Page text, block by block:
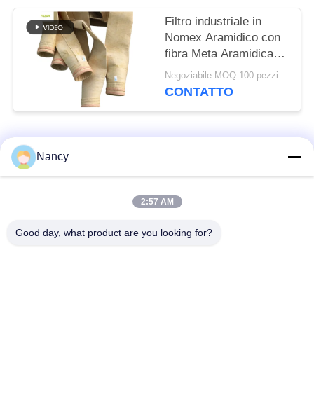
e resistenza chimica
Filtro industriale in
Nomex Aramidico con
fibra Meta Aramidica e
trattamento di singeing
per prestazioni
Negoziabile MOQ:100 pezzi
CONTATTO
Categorie popolari
Sacchetto di filtro di
Nancy
2:57 AM
Good day, what product are you looking for?